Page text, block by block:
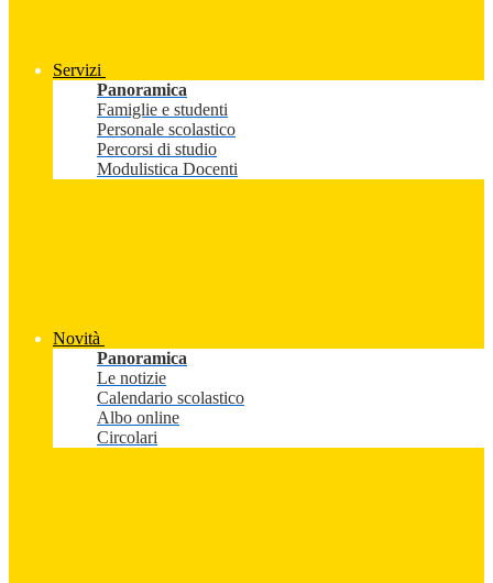
Servizi
Panoramica
Famiglie e studenti
Personale scolastico
Percorsi di studio
Modulistica Docenti
Novità
Panoramica
Le notizie
Calendario scolastico
Albo online
Circolari